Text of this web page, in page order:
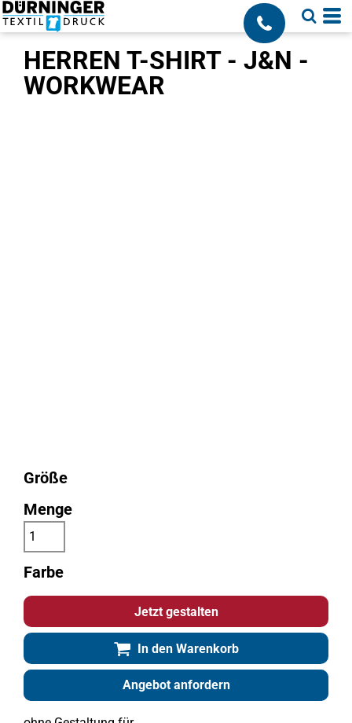
;
HERREN T-SHIRT - J&N -
WORKWEAR
Farbe
Größe
Menge
Jetzt gestalten
In den Warenkorb
Angebot anfordern